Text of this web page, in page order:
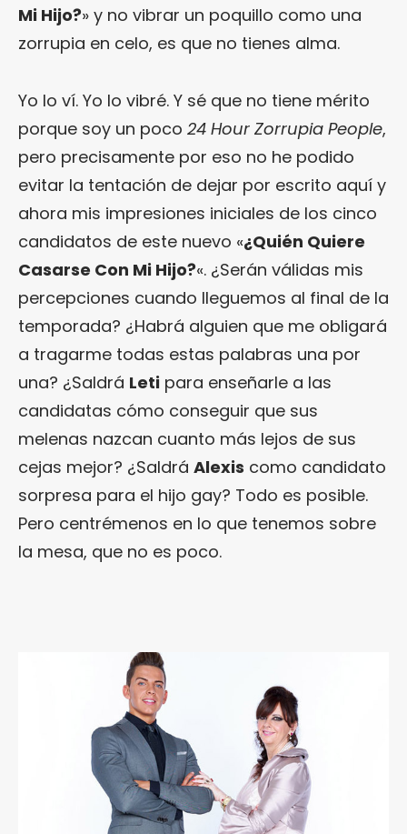
Mi Hijo?» y no vibrar un poquillo como una
zorrupia en celo, es que no tienes alma.
Yo lo ví. Yo lo vibré. Y sé que no tiene mérito
porque soy un poco 24 Hour Zorrupia People,
pero precisamente por eso no he podido
evitar la tentación de dejar por escrito aquí y
ahora mis impresiones iniciales de los cinco
candidatos de este nuevo «¿Quién Quiere
Casarse Con Mi Hijo?«. ¿Serán válidas mis
percepciones cuando lleguemos al final de la
temporada? ¿Habrá alguien que me obligará
a tragarme todas estas palabras una por
una? ¿Saldrá Leti para enseñarle a las
candidatas cómo conseguir que sus
melenas nazcan cuanto más lejos de sus
cejas mejor? ¿Saldrá Alexis como candidato
sorpresa para el hijo gay? Todo es posible.
Pero centrémenos en lo que tenemos sobre
la mesa, que no es poco.